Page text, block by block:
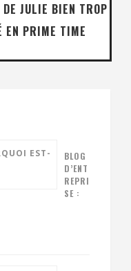
JULIE BIEN TROP
EN PRIME TIME
BLOG
D’ENT
REPRI
SE :